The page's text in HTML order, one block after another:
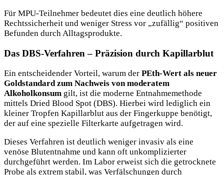
Für MPU-Teilnehmer bedeutet dies eine deutlich höhere
Rechtssicherheit und weniger Stress vor „zufällig“ positiven
Befunden durch Alltagsprodukte.
Das DBS-Verfahren – Präzision durch Kapillarblut
Ein entscheidender Vorteil, warum der PEth-Wert als neuer
Goldstandard zum Nachweis von moderatem
Alkoholkonsum gilt, ist die moderne Entnahmemethode
mittels Dried Blood Spot (DBS). Hierbei wird lediglich ein
kleiner Tropfen Kapillarblut aus der Fingerkuppe benötigt,
der auf eine spezielle Filterkarte aufgetragen wird.
Dieses Verfahren ist deutlich weniger invasiv als eine
venöse Blutentnahme und kann oft unkomplizierter
durchgeführt werden. Im Labor erweist sich die getrocknete
Probe als extrem stabil, was Verfälschungen durch